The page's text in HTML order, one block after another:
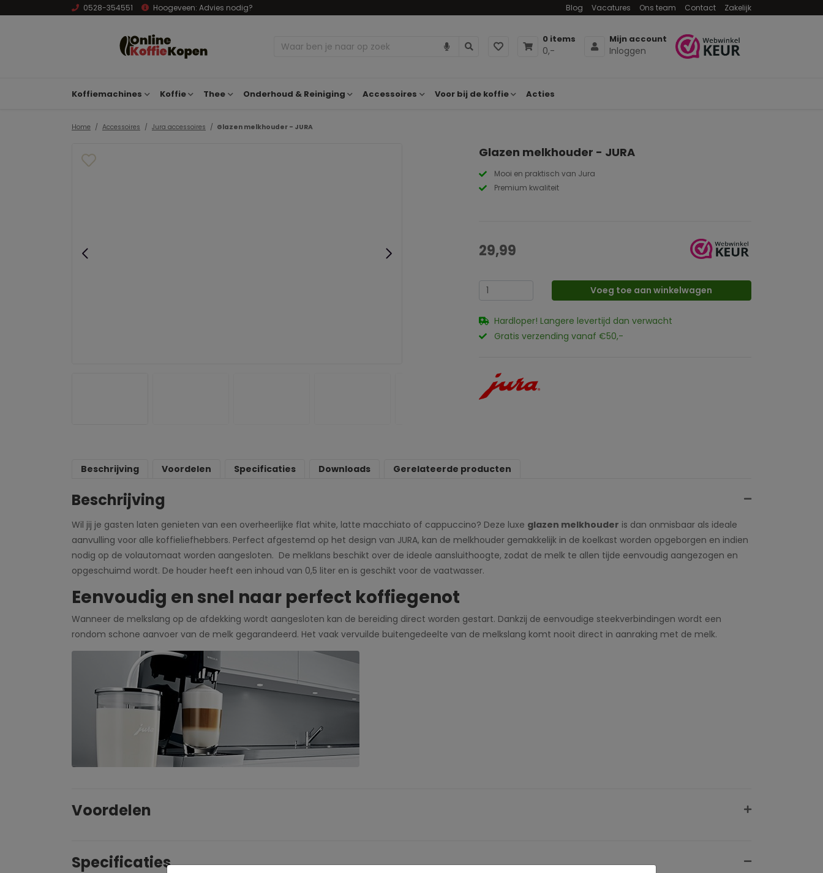
0528-354551 Hoogeveen: Advies nodig? Blog Vacatures Ons team Contact Zakelijk
0 items
0,-
Mijn account
Inloggen
Koffiemachines Koffie Thee Onderhoud & Reiniging Accessoires Voor bij de koffie Acties
Home Accessoires Jura accessoires Glazen melkhouder - JURA
Glazen melkhouder - JURA
Mooi en praktisch van Jura
Premium kwaliteit
29,99
Voeg toe aan winkelwagen
Hardloper! Langere levertijd dan verwacht
Gratis verzending vanaf €50,-
Beschrijving Voordelen Specificaties Downloads Gerelateerde producten
Beschrijving
Wil jij je gasten laten genieten van een overheerlijke flat white, latte macchiato of cappuccino? Deze luxe glazen melkhouder is dan onmisbaar als ideale
aanvulling voor alle koffieliefhebbers. Perfect afgestemd op het design van JURA, kan de melkhouder gemakkelijk in de koelkast worden opgeborgen en indien
nodig op de volautomaat worden aangesloten. De melklans beschikt over de ideale aansluithoogte, zodat de melk te allen tijde eenvoudig aangezogen en
opgeschuimd wordt. De houder heeft een inhoud van 0,5 liter en is geschikt voor de vaatwasser.
Eenvoudig en snel naar perfect koffiegenot
Wanneer de melkslang op de afdekking wordt aangesloten kan de bereiding direct worden gestart. Dankzij de eenvoudige steekverbindingen wordt een
rondom schone aanvoer van de melk gegarandeerd. Het vaak vervuilde buitengedeelte van de melkslang komt nooit direct in aanraking met de melk.
Voordelen
Specificaties